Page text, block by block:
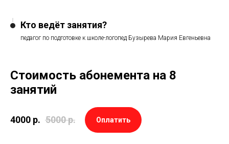
Кто ведёт занятия?
педагог по подготовке к школе-логопед Бузырева Мария Евгеньевна
Стоимость абонемента на 8
занятий
4000 р. 5000р. Оплатить